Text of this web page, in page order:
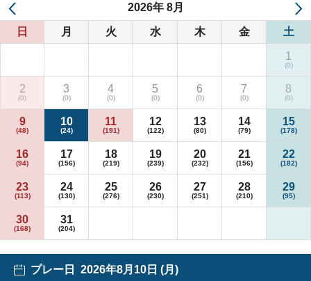
2026年 8月
日 月 火 水 木 金 土
1
2 3 4 5 6 7 8
9 10 11 12 13 14 15
16 17 18 19 20 21 22
23 24 25 26 27 28 29
30 31
プレー日 2026年8月10日 (月)